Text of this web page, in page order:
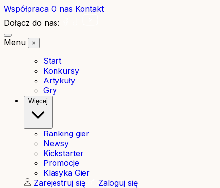
Współpraca O nas Kontakt
Dołącz do nas:
Menu
×
Start
Konkursy
Artykuły
Gry
Więcej
Ranking gier
Newsy
Kickstarter
Promocje
Klasyka Gier
Zarejestruj się
Zaloguj się